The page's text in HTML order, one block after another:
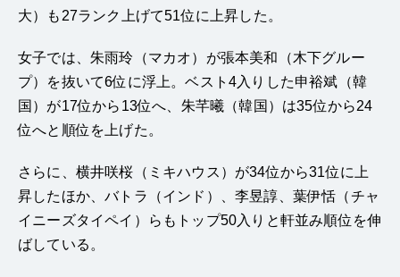
大）も27ランク上げて51位に上昇した。
女子では、朱雨玲（マカオ）が張本美和（木下グルー
プ）を抜いて6位に浮上。ベスト4入りした申裕斌（韓
国）が17位から13位へ、朱芊曦（韓国）は35位から24
位へと順位を上げた。
さらに、横井咲桜（ミキハウス）が34位から31位に上
昇したほか、バトラ（インド）、李昱諄、葉伊恬（チャ
イニーズタイペイ）らもトップ50入りと軒並み順位を伸
ばしている。